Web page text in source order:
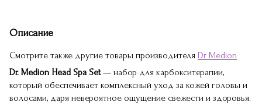
Описание
Смотрите также другие товары производителя Dr Medion
Dr. Medion Head Spa Set— набор для карбокситерапии,
который обеспечивает комплексный уход за кожей головы и
волосами, даря невероятное ощущение свежести и здоровья.